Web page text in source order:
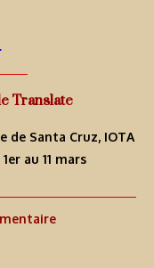
Translate
de Santa Cruz, IOTA
au 11 mars